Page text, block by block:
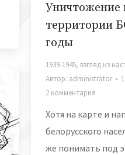
Уничтожение
территории
годы
1939-1945, взгляд из
Автор: administrator
2 комментария
Хотя на карте и
белорусского
же понимать под